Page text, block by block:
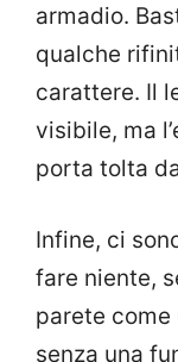
armadio.
qualche
carattere. Il
visibile, ma
porta tolta
Infine, ci
fare niente,
parete
senza una